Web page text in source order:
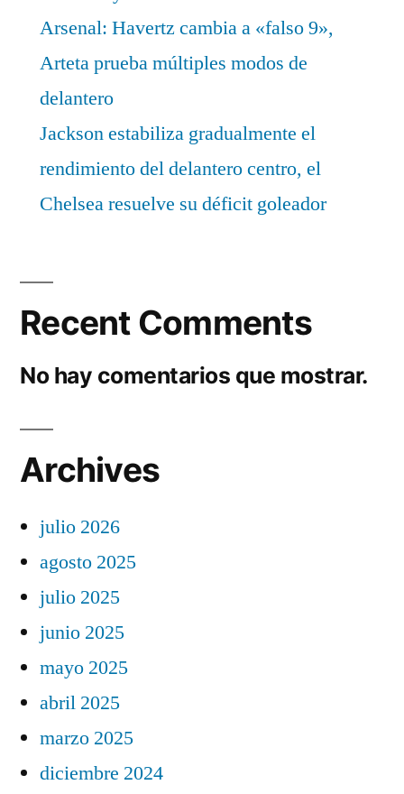
Arsenal: Havertz cambia a «falso 9»,
Arteta prueba múltiples modos de
delantero
Jackson estabiliza gradualmente el
rendimiento del delantero centro, el
Chelsea resuelve su déficit goleador
Recent Comments
No hay comentarios que mostrar.
Archives
julio 2026
agosto 2025
julio 2025
junio 2025
mayo 2025
abril 2025
marzo 2025
diciembre 2024